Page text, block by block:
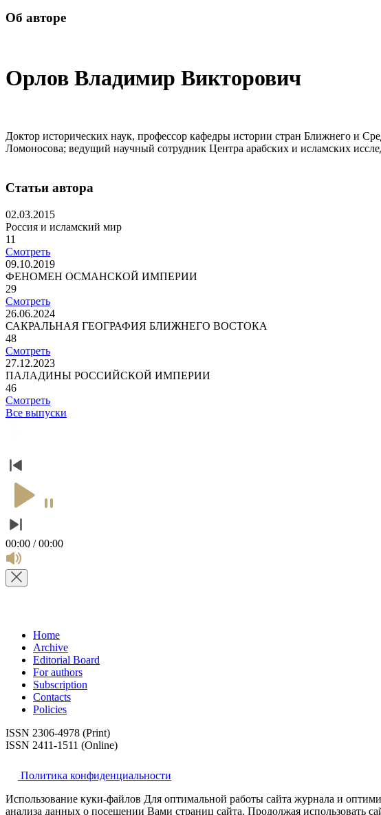
Об авторе
Орлов Владимир Викторович
Доктор исторических наук, профессор кафедры истории стран Ближнего и
Ломоносова; ведущий научный сотрудник Центра арабских и исламских
Статьи автора
02.03.2015
Россия и исламский мир
11
Смотреть
09.10.2019
ФЕНОМЕН ОСМАНСКОЙ ИМПЕРИИ
29
Смотреть
26.06.2024
САКРАЛЬНАЯ ГЕОГРАФИЯ БЛИЖНЕГО ВОСТОКА
48
Смотреть
27.12.2023
ПАЛАДИНЫ РОССИЙСКОЙ ИМПЕРИИ
46
Смотреть
Все выпуски
00:00 / 00:00
Home
Archive
Editorial Board
For authors
Subscription
Contacts
Policies
ISSN 2306-4978 (Print)
ISSN 2411-1511 (Online)
Политика конфиденциальности
Использование куки-файлов Для оптимальной работы сайта журнала и
анализа данных о посещении Вами страниц сайта. Продолжая использовать